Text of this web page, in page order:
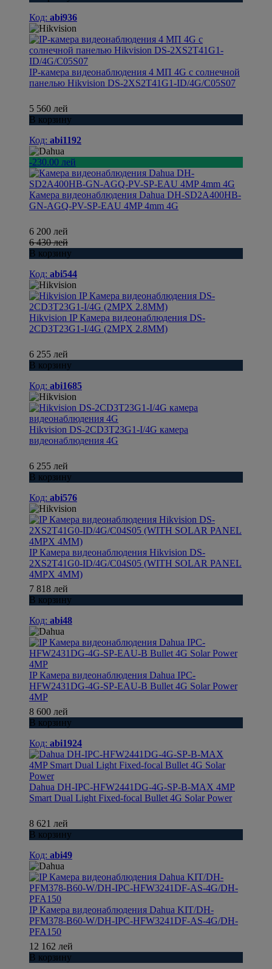
Код: abi936
IP-камера видеонаблюдения 4 МП 4G с солнечной
панелью Hikvision DS-2XS2T41G1-ID/4G/C05S07
5 560 лей
В корзину
Код: abi1192
-230.00 лей
Камера видеонаблюдения Dahua DH-SD2A400HB-
GN-AGQ-PV-SP-EAU 4MP 4mm 4G
6 200 лей
6 430 лей
В корзину
Код: abi544
Hikvision IP Камера видеонаблюдения DS-
2CD3T23G1-I/4G (2MPX 2.8MM)
6 255 лей
В корзину
Код: abi1685
Hikvision DS-2CD3T23G1-I/4G камера
видеонаблюдения 4G
6 255 лей
В корзину
Код: abi576
IP Камера видеонаблюдения Hikvision DS-
2XS2T41G0-ID/4G/C04S05 (WITH SOLAR PANEL
4MPX 4MM)
7 818 лей
В корзину
Код: abi48
IP Камера видеонаблюдения Dahua IPC-
HFW2431DG-4G-SP-EAU-B Bullet 4G Solar Power
4MP
8 600 лей
В корзину
Код: abi1924
Dahua DH-IPC-HFW2441DG-4G-SP-B-MAX 4MP
Smart Dual Light Fixed-focal Bullet 4G Solar Power
8 621 лей
В корзину
Код: abi49
IP Камера видеонаблюдения Dahua KIT/DH-
PFM378-B60-W/DH-IPC-HFW3241DF-AS-4G/DH-
PFA150
12 162 лей
В корзину